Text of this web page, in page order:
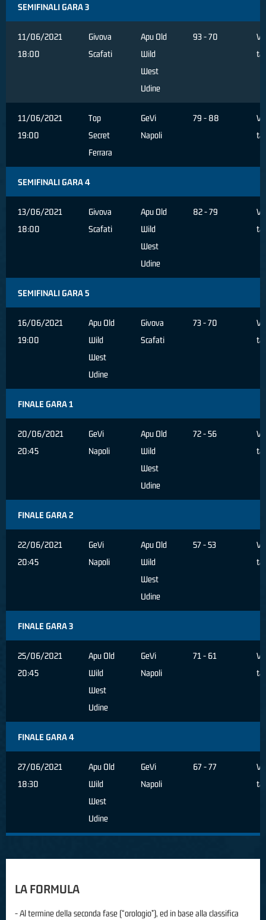
SEMIFINALI GARA 3
11/06/2021
18:00
Givova
Scafati
Apu Old
Wild
West
Udine
93 - 70
11/06/2021
19:00
Top
Secret
Ferrara
GeVi
Napoli
79 - 88
SEMIFINALI GARA 4
13/06/2021
18:00
Givova
Scafati
Apu Old
Wild
West
Udine
82 - 79
SEMIFINALI GARA 5
16/06/2021
19:00
Apu Old
Wild
West
Udine
Givova
Scafati
73 - 70
FINALE GARA 1
20/06/2021
20:45
GeVi
Napoli
Apu Old
Wild
West
Udine
72 - 56
FINALE GARA 2
22/06/2021
20:45
GeVi
Napoli
Apu Old
Wild
West
Udine
57 - 53
FINALE GARA 3
25/06/2021
20:45
Apu Old
Wild
West
Udine
GeVi
Napoli
71 - 61
FINALE GARA 4
27/06/2021
18:30
Apu Old
Wild
West
Udine
GeVi
Napoli
67 - 77
LA FORMULA
- Al termine della seconda fase (“orologio”), ed in base alla classifica